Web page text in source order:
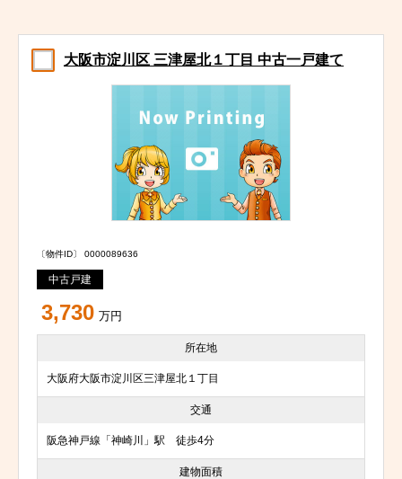
大阪市淀川区 三津屋北１丁目 中古一戸建て
〔物件ID〕 0000089636
中古戸建
3,730 万円
所在地
大阪府大阪市淀川区三津屋北１丁目
交通
阪急神戸線「神崎川」駅 徒歩4分
建物面積